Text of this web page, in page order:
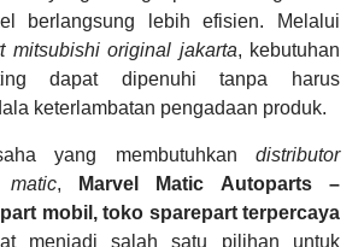
berlangsung lebih efisien. Melalui
mitsubishi original jakarta, kebutuhan
dapat dipenuhi tanpa harus
keterlambatan pengadaan produk.
yang membutuhkan distributor
matic,
Marvel Matic Autoparts –
mobil, toko sparepart terpercaya
menjadi salah satu pilihan untuk